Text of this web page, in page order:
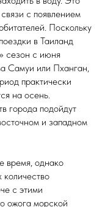
с появлением
Поскольку
в Таиланд
сезон с июня
Самуи или Пханган,
практически
на осень.
города подойдут
и западном
время, однако
с этими
ожога морской